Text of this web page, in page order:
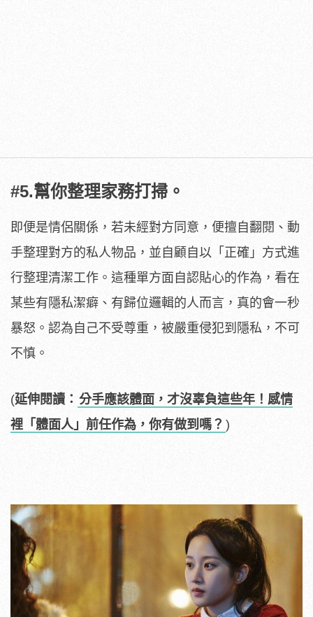
#5.幫你整理家務打掃。
即便是情侶關係，若未經對方同意，便擅自翻閱、動
手整理對方的私人物品，並自顧自以「正確」方式進
行整理清潔工作。這種單方面自認貼心的作為，看在
某些有隱私潔癖、有歸位邏輯的人而言，真的會一秒
暴怒。認為自己不受尊重，被嚴重侵犯到隱私，不可
不慎。
(延伸閱讀： 分手應該體面，才沒辜負這些年！感情
裡「體面人」前任作為，你有做到嗎？ )